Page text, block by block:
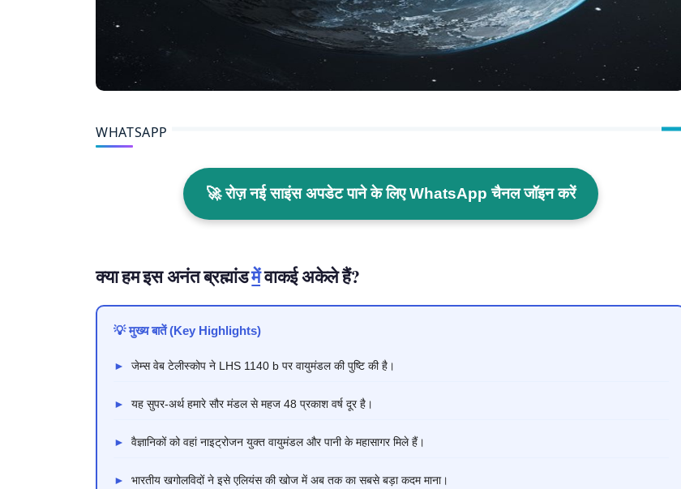
WHATSAPP
🚀 रोज़ नई साइंस अपडेट पाने के लिए WhatsApp चैनल जॉइन करें
क्या हम इस अनंत ब्रह्मांडमेंवाकई अकेले हैं?
💡 मुख्य बातें (Key Highlights)
► जेम्स वेब टेलीस्कोप ने LHS 1140 b पर वायुमंडल की पुष्टि की है।
► यह सुपर-अर्थ हमारे सौर मंडल से महज 48 प्रकाश वर्ष दूर है।
► वैज्ञानिकों को वहां नाइट्रोजन युक्त वायुमंडल और पानी के महासागर मिले हैं।
► भारतीय खगोलविदों ने इसे एलियंस की खोज में अब तक का सबसे बड़ा कदम माना।